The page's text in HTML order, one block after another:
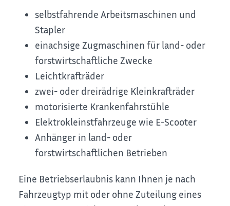
selbstfahrende Arbeitsmaschinen und
Stapler
einachsige Zugmaschinen für land- oder
forstwirtschaftliche Zwecke
Leichtkrafträder
zwei- oder dreirädrige Kleinkrafträder
motorisierte Krankenfahrstühle
Elektrokleinstfahrzeuge wie E-Scooter
Anhänger in land- oder
forstwirtschaftlichen Betrieben
Eine Betriebserlaubnis kann Ihnen je nach
Fahrzeugtyp mit oder ohne Zuteilung eines